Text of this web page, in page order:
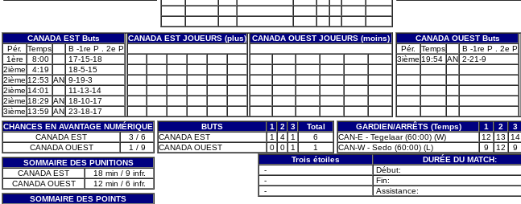
CANADA EST Buts CANADA EST JOUEURS (plus)
CANADA OUEST JOUEURS (moins)
Pér.
Temps
B -1re P . 2e P
1ère
8:00
17-15-18
2ième
4:19
18-5-15
2ième 12:53 AN 9-19-3
2ième 14:01
11-13-14
2ième 18:29 AN 18-10-17
3ième 13:59 AN 23-18-17
CANADA OUEST Buts
Pér.
Temps
B -1re P . 2e P
3ième 19:54 AN 2-21-9
CHANCES EN AVANTAGE NUMÉRIQUE
CANADA EST
3 / 6
CANADA OUEST
1 / 9
SOMMAIRE DES PUNITIONS
CANADA EST
18 min / 9 infr.
CANADA OUEST
12 min / 6 infr.
SOMMAIRE DES POINTS
BUTS 1 2 3
Total
CANADA EST
1 4 1
6
CANADA OUEST
0 0 1 1
GARDIEN/ARRÊTS (Temps) 1 2 3
CAN-E - Tegelaar (60:00) (W)
12 13 14
CAN-W - Sedo (60:00) (L)
9 12 9
Trois étoiles
DURÉE DU MATCH:
-
Début:
-
Fin:
-
Assistance: